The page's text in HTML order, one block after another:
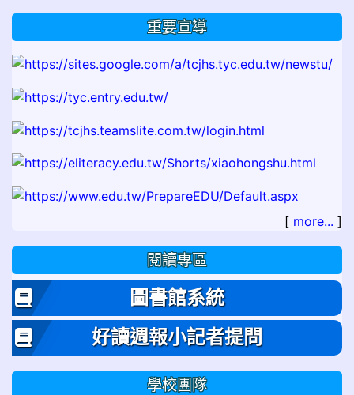
重要宣導
[ more... ]
閱讀專區
圖書館系統
好讀週報小記者提問
學校團隊